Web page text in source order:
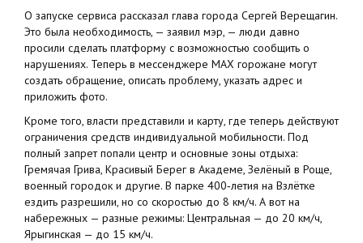
О запуске сервиса рассказал глава города Сергей Верещагин.
Это была необходимость, — заявил мэр, — люди давно
просили сделать платформу с возможностью сообщить о
нарушениях. Теперь в мессенджере MAX горожане могут
создать обращение, описать проблему, указать адрес и
приложить фото.
Кроме того, власти представили и карту, где теперь действуют
ограничения средств индивидуальной мобильности. Под
полный запрет попали центр и основные зоны отдыха:
Гремячая Грива, Красивый Берег в Академе, Зелёный в Роще,
военный городок и другие. В парке 400‑летия на Взлётке
ездить разрешили, но со скоростью до 8 км/ч. А вот на
набережных — разные режимы: Центральная — до 20 км/ч,
Ярыгинская — до 15 км/ч.